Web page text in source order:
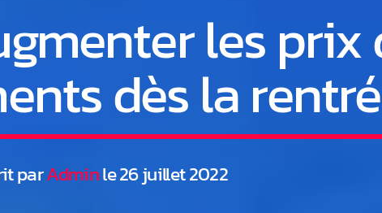
les prix
dès la
parAdminle 26 juillet 2022